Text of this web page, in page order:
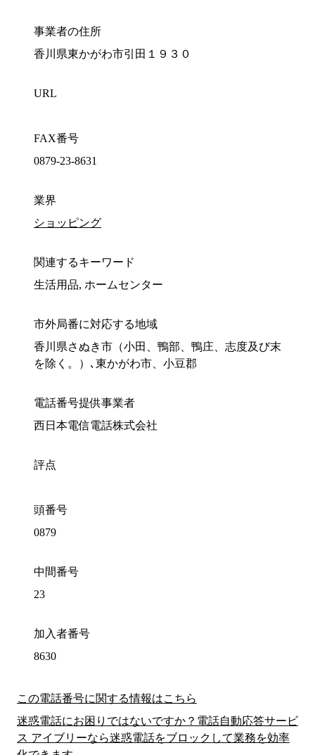
事業者の住所
香川県東かがわ市引田１９３０
URL
FAX番号
0879-23-8631
業界
ショッピング
関連するキーワード
生活用品, ホームセンター
市外局番に対応する地域
香川県さぬき市（小田、鴨部、鴨庄、志度及び末
を除く。）､東かがわ市、小豆郡
電話番号提供事業者
西日本電信電話株式会社
評点
頭番号
0879
中間番号
23
加入者番号
8630
この電話番号に関する情報はこちら
迷惑電話にお困りではないですか？電話自動応答サービ
ス アイブリーなら迷惑電話をブロックして業務を効率